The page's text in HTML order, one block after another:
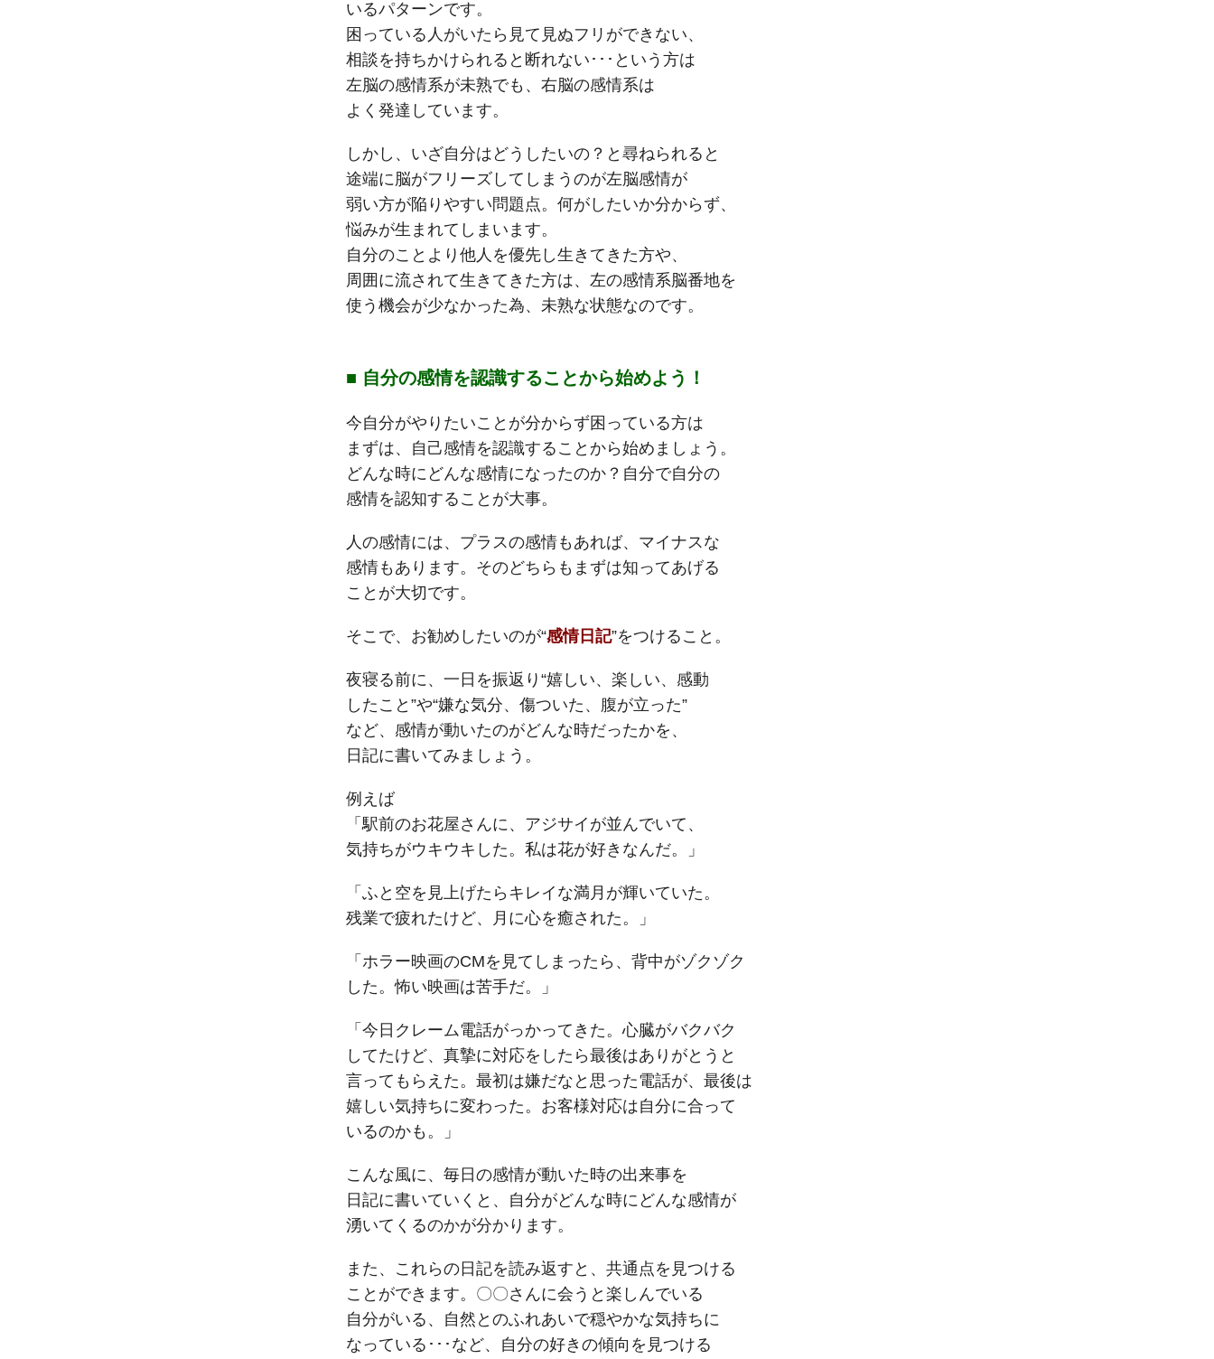
いるパターンです。
困っている人がいたら見て見ぬフリができない、
相談を持ちかけられると断れない･･･という方は
左脳の感情系が未熟でも、右脳の感情系は
よく発達しています。
しかし、いざ自分はどうしたいの？と尋ねられると
途端に脳がフリーズしてしまうのが左脳感情が
弱い方が陥りやすい問題点。何がしたいか分からず、
悩みが生まれてしまいます。
自分のことより他人を優先し生きてきた方や、
周囲に流されて生きてきた方は、左の感情系脳番地を
使う機会が少なかった為、未熟な状態なのです。
■ 自分の感情を認識することから始めよう！
今自分がやりたいことが分からず困っている方は
まずは、自己感情を認識することから始めましょう。
どんな時にどんな感情になったのか？自分で自分の
感情を認知することが大事。
人の感情には、プラスの感情もあれば、マイナスな
感情もあります。そのどちらもまずは知ってあげる
ことが大切です。
そこで、お勧めしたいのが“感情日記”をつけること。
夜寝る前に、一日を振返り“嬉しい、楽しい、感動
したこと”や“嫌な気分、傷ついた、腹が立った”
など、感情が動いたのがどんな時だったかを、
日記に書いてみましょう。
例えば
「駅前のお花屋さんに、アジサイが並んでいて、
気持ちがウキウキした。私は花が好きなんだ。」
「ふと空を見上げたらキレイな満月が輝いていた。
残業で疲れたけど、月に心を癒された。」
「ホラー映画のCMを見てしまったら、背中がゾクゾク
した。怖い映画は苦手だ。」
「今日クレーム電話がっかってきた。心臓がバクバク
してたけど、真摯に対応をしたら最後はありがとうと
言ってもらえた。最初は嫌だなと思った電話が、最後は
嬉しい気持ちに変わった。お客様対応は自分に合って
いるのかも。」
こんな風に、毎日の感情が動いた時の出来事を
日記に書いていくと、自分がどんな時にどんな感情が
湧いてくるのかが分かります。
また、これらの日記を読み返すと、共通点を見つける
ことができます。〇〇さんに会うと楽しんでいる
自分がいる、自然とのふれあいで穏やかな気持ちに
なっている･･･など、自分の好きの傾向を見つける